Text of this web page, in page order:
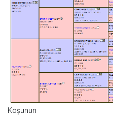
Koşunun